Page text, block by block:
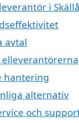
i
avtal
elleverantörerna
hantering
alternativ
och